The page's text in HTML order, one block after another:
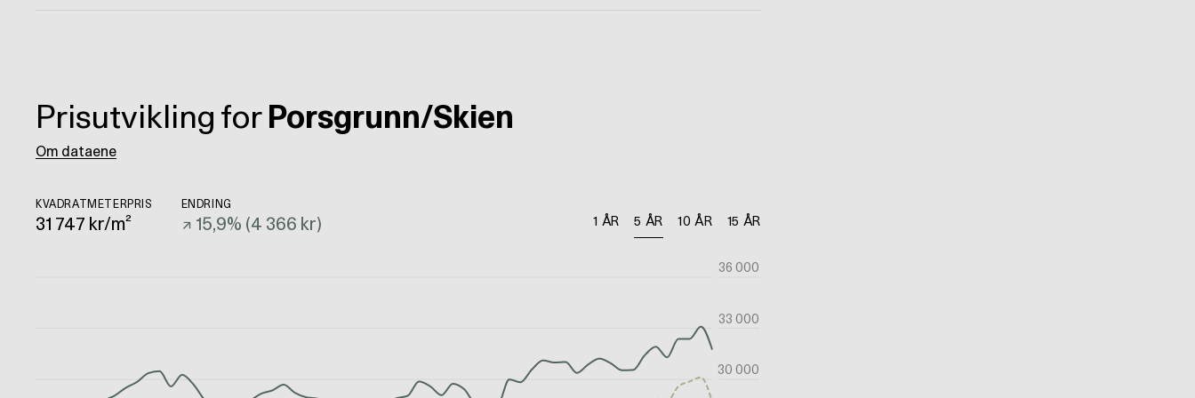
Prisutvikling for Porsgrunn/Skien
Om dataene
1 ÅR 5 ÅR 10 ÅR 15 ÅR
KVADRATMETERPRIS
31 747 kr/m²
ENDRING
↗ 15,9% (4 366 kr)
30 000
33 000
36 000